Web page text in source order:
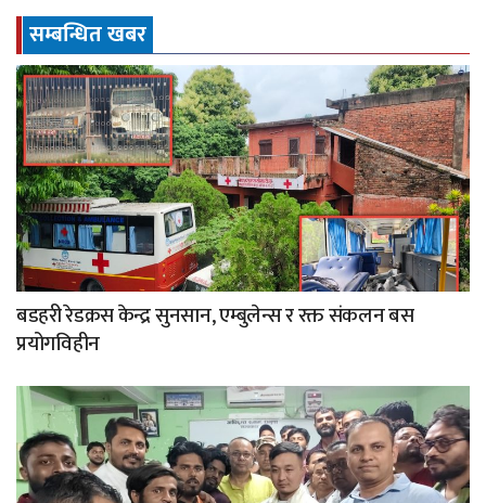
सम्बन्धित खबर
बडहरी रेडक्रस केन्द्र सुनसान, एम्बुलेन्स र रक्त संकलन बस
प्रयोगविहीन